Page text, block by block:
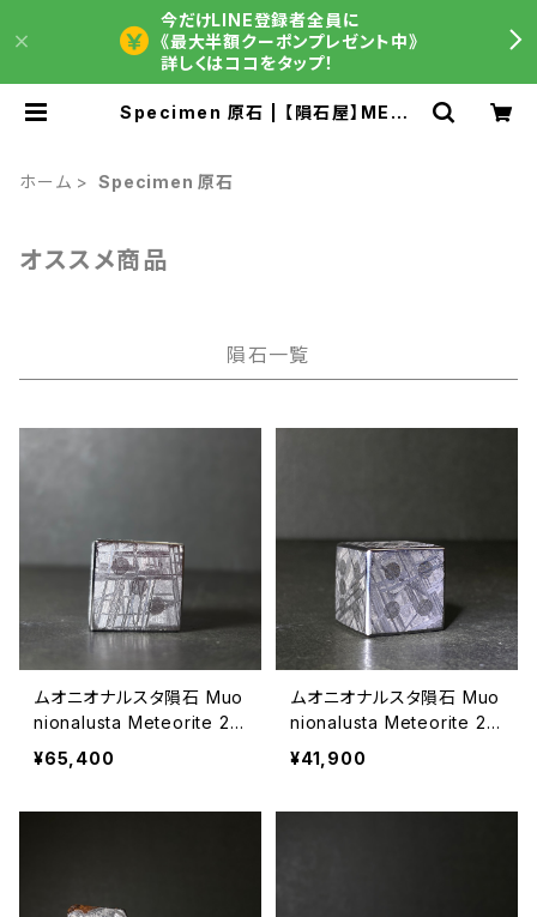
今だけLINE登録者全員に
《最大半額クーポンプレゼント中》
詳しくはココをタップ！
Specimen 原石 | 【隕石屋】METE
ホーム Specimen 原石
オススメ商品
隕石一覧
ムオニオナルスタ隕石 Muo
nionalusta Meteorite 26
080611
¥65,400
ムオニオナルスタ隕石 Muo
nionalusta Meteorite 26
080610
¥41,900